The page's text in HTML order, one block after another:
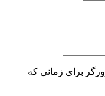
برای زمانی که